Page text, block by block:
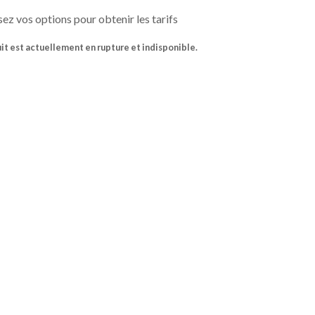
vos options pour obtenir les tarifs
est actuellement en rupture et indisponible.